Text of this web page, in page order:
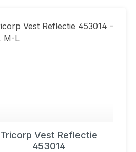
Tricorp Vest Reflectie
453014